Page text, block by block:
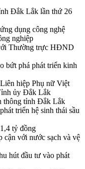
Đắk Lắk lần thứ 26
dụng công nghệ
nghiệp
Thường trực HĐND
bứt phá phát triển kinh
hiệp Phụ nữ Việt
ủy Đắk Lắk
thông tỉnh Đắk Lắk
triển hệ sinh thái sầu
tỷ đồng
cận với nước sạch và vệ
hút đầu tư vào phát